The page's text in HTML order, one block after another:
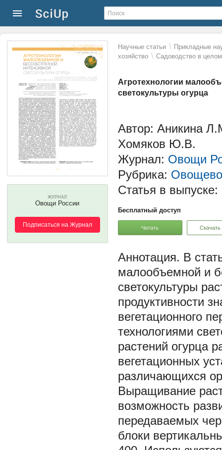
Научные статьи \ Прикладные
хозяйство \ Садоводство в целом
Агротехнологии
светокультуры огурца
ЖУРНАЛ
Овощи России
Подписаться на Журнал
Автор: Аникина
Хомяков Ю.В.
Журнал: Овощи
Рубрика:
Статья в выпуске:
Бесплатный доступ
Читать Скачать
В
малообъемной и
светокультуры
продуктивности
вегетационного
технологиями
растений огурца
вегетационных
различающихся
Выращивание
возможность
передаваемых
блоки